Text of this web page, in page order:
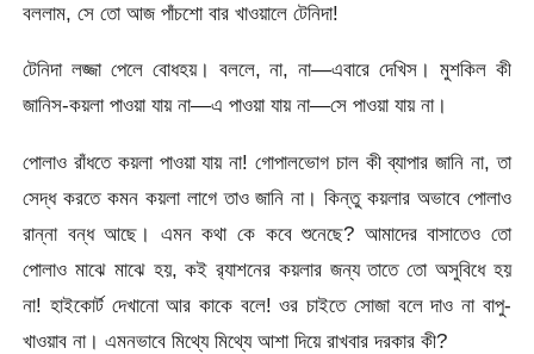
বললাম, সে তো আজ পাঁচশো বার খাওয়ালে টেনিদা!
টেনিদা লজ্জা পেলে বোধহয়। বললে, না, না—এবারে দেখিস। মুশকিল কী
জানিস-কয়লা পাওয়া যায় না—এ পাওয়া যায় না—সে পাওয়া যায় না।
পোলাও রাঁধতে কয়লা পাওয়া যায় না! গোপালভোগ চাল কী ব্যাপার জানি না, তা
সেদ্ধ করতে কমন কয়লা লাগে তাও জানি না। কিন্তু কয়লার অভাবে পোলাও
রান্না বন্ধ আছে। এমন কথা কে কবে শুনেছে? আমাদের বাসাতেও তো
পোলাও মাঝে মাঝে হয়, কই র‍্যাশনের কয়লার জন্য তাতে তো অসুবিধে হয়
না! হাইকোর্ট দেখানো আর কাকে বলে! ওর চাইতে সোজা বলে দাও না বাপু-
খাওয়াব না। এমনভাবে মিথ্যে মিথ্যে আশা দিয়ে রাখবার দরকার কী?